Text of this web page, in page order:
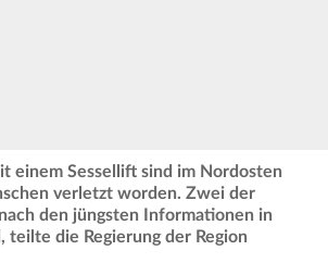
einem Sessellift sind im Nordosten
verletzt worden. Zwei der
den jüngsten Informationen in
teilte die Regierung der Region